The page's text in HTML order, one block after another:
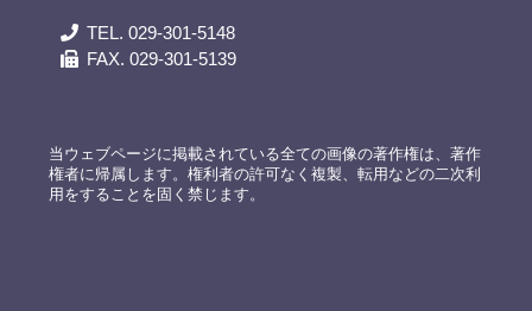
TEL. 029-301-5148
FAX. 029-301-5139
当ウェブページに掲載されている全ての画像の著作権は、著作
権者に帰属します。権利者の許可なく複製、転用などの二次利
用をすることを固く禁じます。